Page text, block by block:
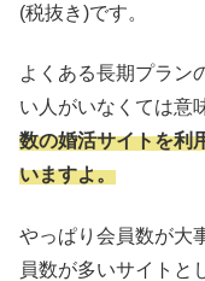
(税抜き)です。
よくある長期プラン
い人がいなくては意
数の婚活サイトを利
いますよ。
やっぱり会員数が大
員数が多いサイトと